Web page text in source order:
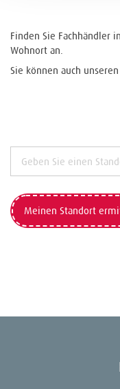
Finden Sie Fachhändler
Wohnort an.
Sie können auch
Meinen Standort